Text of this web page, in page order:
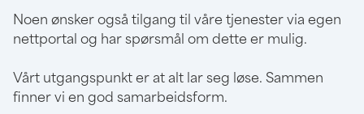
Noen ønsker også tilgang til våre tjenester via egen
nettportal og har spørsmål om dette er mulig.
Vårt utgangspunkt er at alt lar seg løse. Sammen
finner vi en god samarbeidsform.